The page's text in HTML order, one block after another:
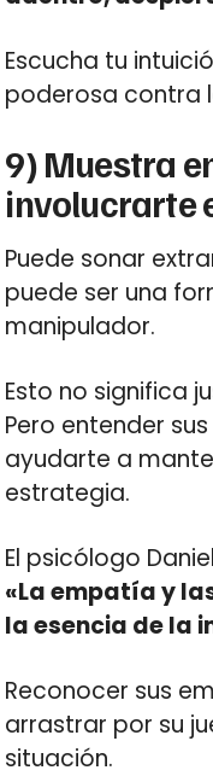
Escucha tu
poderosa contra
9) Muestra
involucrarte
Puede sonar
puede ser una
manipulador.
Esto no significa
Pero entender
ayudarte a
estrategia.
El psicólogo
«La empatía y
la esencia de la
Reconocer sus
arrastrar por su
situación.